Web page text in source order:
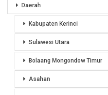
Daerah
Kabupaten Kerinci
Sulawesi Utara
Bolaang Mongondow Timur
Asahan